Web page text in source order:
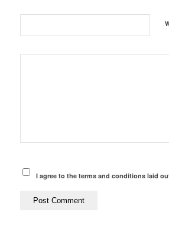
I agree to the terms and conditions laid